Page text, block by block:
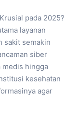
pada 2025?
layanan
sakit semakin
siber
medis hingga
kesehatan
agar